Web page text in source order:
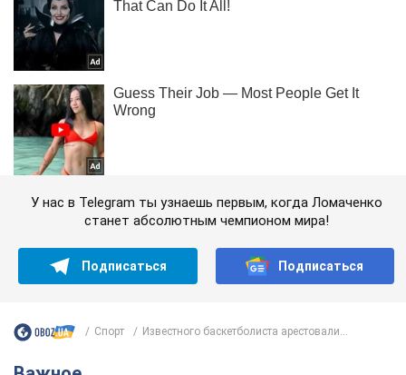
У нас в Telegram ты узнаешь первым, когда Ломаченко
станет абсолютным чемпионом мира!
Подписаться Подписаться
Спорт Известного баскетболиста арестовали...